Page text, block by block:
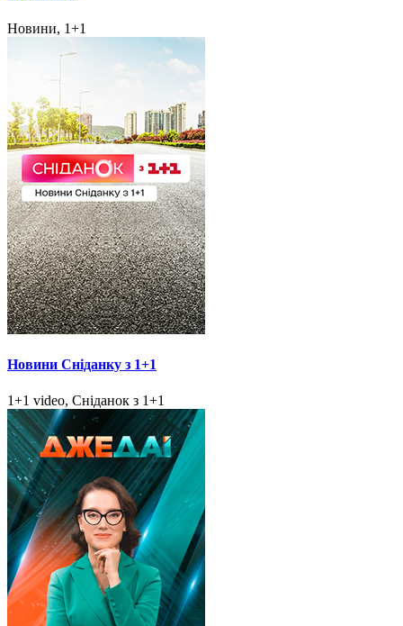
Новини, 1+1
Новини Сніданку з 1+1
1+1 video, Сніданок з 1+1